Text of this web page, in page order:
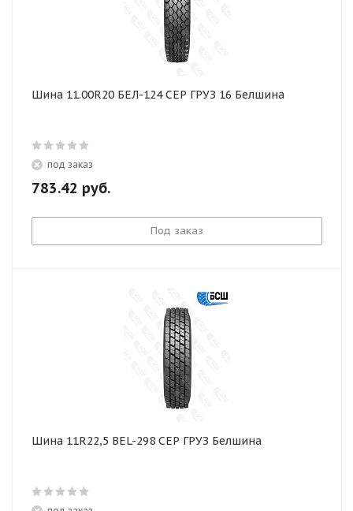
Шина 11.00R20 БЕЛ-124 СЕР ГРУЗ 16 Белшина
под заказ
783.42 руб.
Под заказ
Шина 11R22,5 BEL-298 СЕР ГРУЗ Белшина